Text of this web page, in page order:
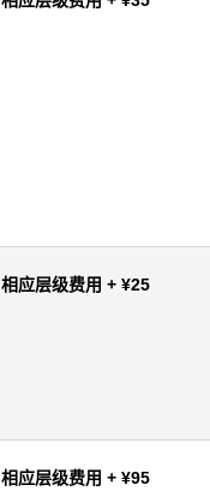
相应层级费用 + ¥25
相应层级费用 + ¥95